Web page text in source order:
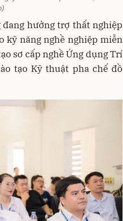
hưởng trợ thất nghiệp
kỹ năng nghề nghiệp miễn
sơ cấp nghề Ứng dụng Trí
tạo Kỹ thuật pha chế đồ